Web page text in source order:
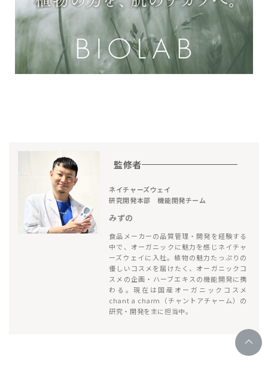
監修者
ネイチャーズウェイ
研究開発本部 機能開発チーム
みずの
食品メーカーの品質管理・開発を経験する
中で、オーガニックに魅力を感じネイチャ
ーズウェイに入社。植物の魅力たっぷりの
優しいコスメを届けたく、オーガニックコ
スメの企画・ハーブエキスの機能開発に携
わる。現在は国産オーガニックコスメ
chant a charm（チャントアチャーム）の
研究・開発を主に担当中。